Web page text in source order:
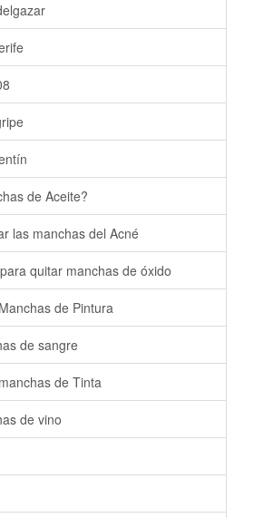
de Aceite?
las manchas del Acné
quitar manchas de óxido
de Pintura
de sangre
de Tinta
de vino